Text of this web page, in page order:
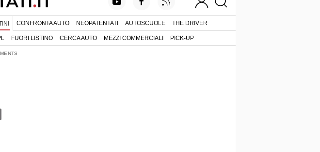
CONFRONTA AUTO NEOPATENTATI AUTOSCUOLE THE DRIVER
FUORI LISTINO CERCA AUTO MEZZI COMMERCIALI PICK-UP